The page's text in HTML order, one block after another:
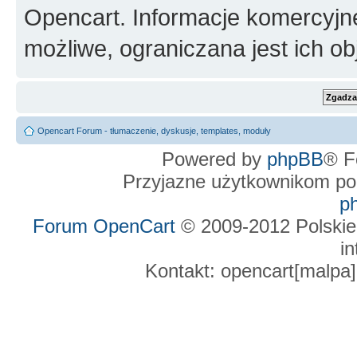
Opencart. Informacje
możliwe, ograniczana jest ich
Opencart Forum - tłumaczenie, dyskusje, templates, moduły
Powered by phpBB®
Przyjazne użytkownikom
Forum OpenCart © 2009-2012
Kontakt: